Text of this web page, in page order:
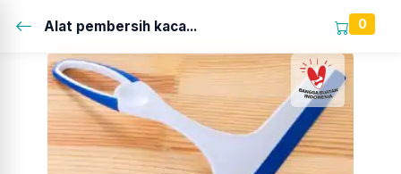
Alat pembersih kaca... 0